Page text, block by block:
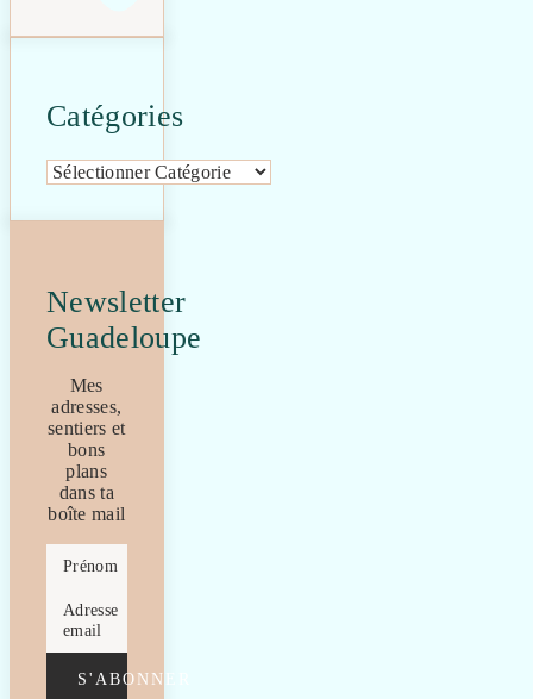
Catégories
Catégories
Newsletter
Guadeloupe
Mes
adresses,
sentiers et
bons
plans
dans ta
boîte mail
Prénom
Adresse
email
S'ABONNER